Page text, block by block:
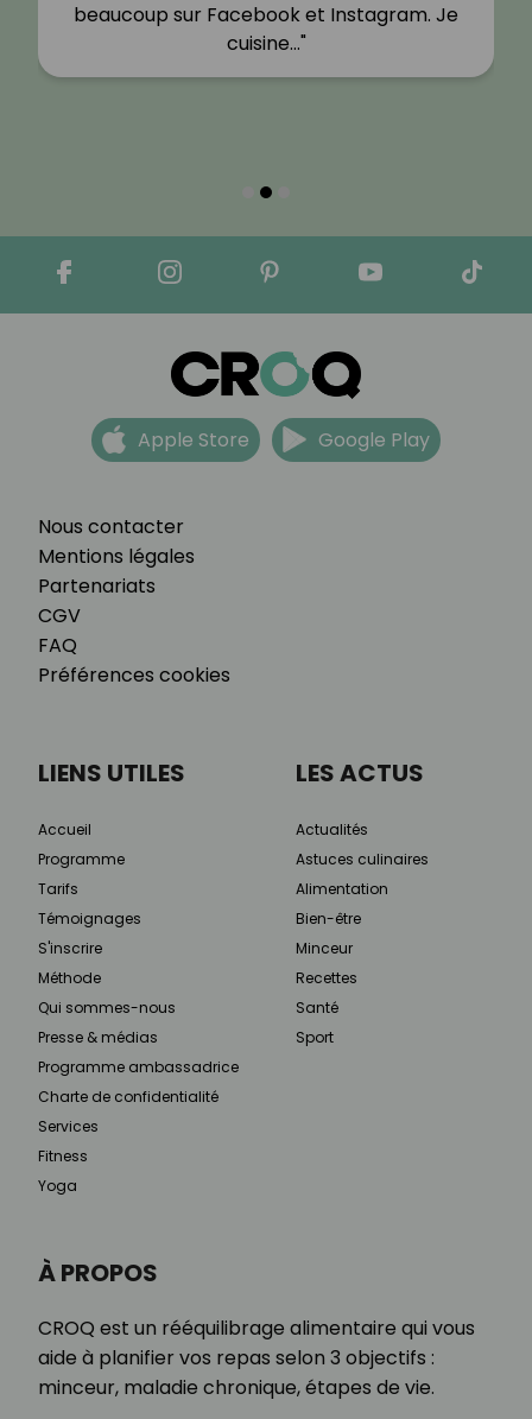
beaucoup sur Facebook et Instagram. Je
cuisine…"
Nous contacter
Mentions légales
Partenariats
CGV
FAQ
Préférences cookies
Apple Store Google Play
À PROPOS
CROQ est un rééquilibrage alimentaire qui vous
aide à planifier vos repas selon 3 objectifs :
minceur, maladie chronique, étapes de vie.
LIENS UTILES
Accueil
Programme
Tarifs
Témoignages
S'inscrire
Méthode
Qui sommes-nous
Presse & médias
Programme ambassadrice
Charte de confidentialité
Services
Fitness
Yoga
LES ACTUS
Actualités
Astuces culinaires
Alimentation
Bien-être
Minceur
Recettes
Santé
Sport